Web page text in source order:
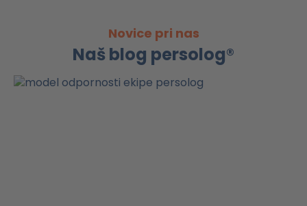
Novice pri nas
Naš blog persolog®